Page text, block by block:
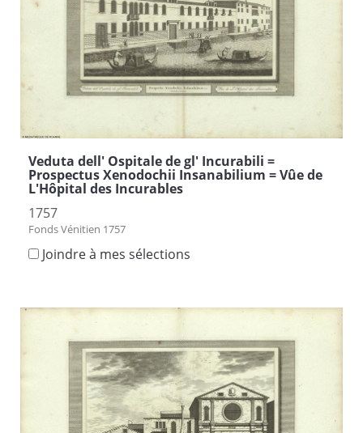
Veduta dell' Ospitale de gl' Incurabili =
Prospectus Xenodochii Insanabilium = Vûe de
L'Hôpital des Incurables
1757
Fonds Vénitien 1757
Joindre à mes sélections